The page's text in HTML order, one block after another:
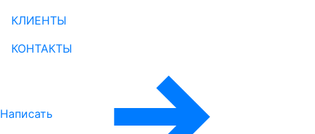
КЛИЕНТЫ
КОНТАКТЫ
Написать